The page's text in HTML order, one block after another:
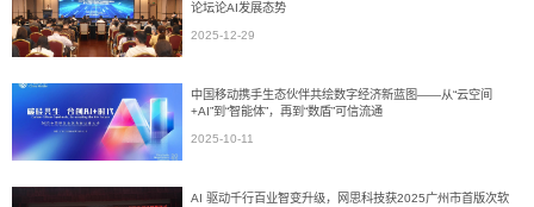
论坛论AI发展态势
2025-12-29
中国移动携手生态伙伴共绘数字经济新蓝图——从“云空间
+AI”到“智能体”，再到“数盾”可信流通
2025-10-11
AI 驱动千行百业智变升级，网思科技获2025广州市首版次软